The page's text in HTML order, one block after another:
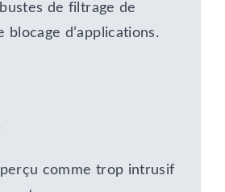
de filtrage de
blocage d’applications.
comme trop intrusif